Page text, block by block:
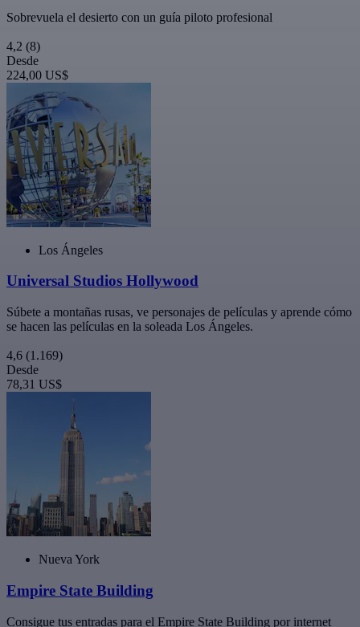
Sobrevuela el desierto con un guía piloto profesional
4,2 (8)
Desde
224,00 US$
Los Ángeles
Universal Studios Hollywood
Súbete a montañas rusas, ve personajes de películas y aprende cómo
se hacen las películas en la soleada Los Ángeles.
4,6 (1.169)
Desde
78,31 US$
Nueva York
Empire State Building
Consigue tus entradas para el Empire State Building por internet